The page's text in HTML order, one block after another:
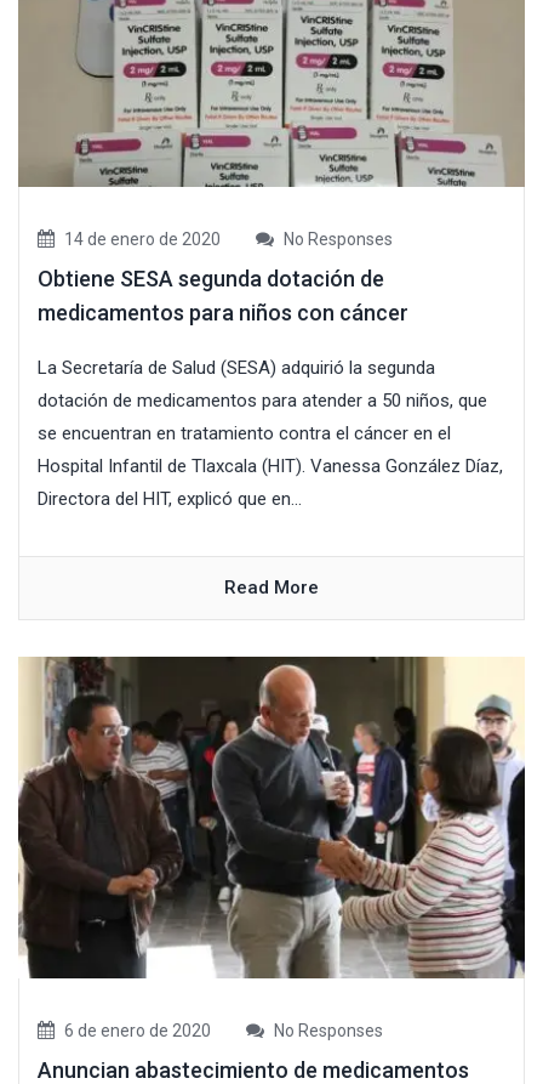
14 de enero de 2020 No Responses
Obtiene SESA segunda dotación de
medicamentos para niños con cáncer
La Secretaría de Salud (SESA) adquirió la segunda
dotación de medicamentos para atender a 50 niños, que
se encuentran en tratamiento contra el cáncer en el
Hospital Infantil de Tlaxcala (HIT). Vanessa González Díaz,
Directora del HIT, explicó que en...
Read More
6 de enero de 2020 No Responses
Anuncian abastecimiento de medicamentos